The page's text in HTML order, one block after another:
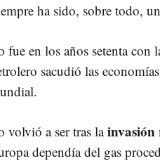
ha sido, sobre todo,
fue en los años setenta con
sacudió las
volvió a ser tras lainvasión
dependía del gas